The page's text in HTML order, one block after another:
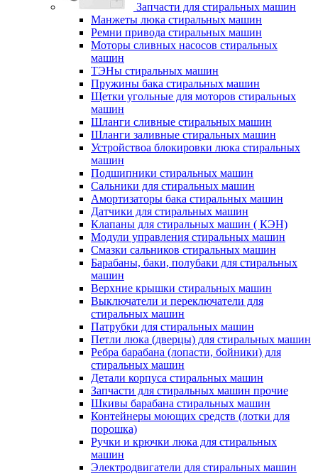
Запчасти для стиральных машин
Манжеты люка стиральных машин
Ремни привода стиральных машин
Моторы сливных насосов стиральных
машин
ТЭНы стиральных машин
Пружины бака стиральных машин
Щетки угольные для моторов стиральных
машин
Шланги сливные стиральных машин
Шланги заливные стиральных машин
Устройствоа блокировки люка стиральных
машин
Подшипники стиральных машин
Сальники для стиральных машин
Амортизаторы бака стиральных машин
Датчики для стиральных машин
Клапаны для стиральных машин ( КЭН)
Модули управления стиральных машин
Смазки сальников стиральных машин
Барабаны, баки, полубаки для стиральных
машин
Верхние крышки стиральных машин
Выключатели и переключатели для
стиральных машин
Патрубки для стиральных машин
Петли люка (дверцы) для стиральных машин
Ребра барабана (лопасти, бойники) для
стиральных машин
Детали корпуса стиральных машин
Запчасти для стиральных машин прочие
Шкивы барабана стиральных машин
Контейнеры моющих средств (лотки для
порошка)
Ручки и крючки люка для стиральных
машин
Электродвигатели для стиральных машин